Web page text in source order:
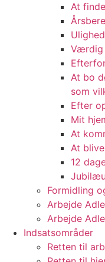
At
Værdig
At bo
som
Efter
Mit
At
At
12
Formidling
Arbejde
Arbejde
Indsatsområder
Retten til